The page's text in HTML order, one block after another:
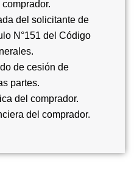
del solicitante de
N°151 del Código
de cesión de
partes.
del comprador.
del comprador.